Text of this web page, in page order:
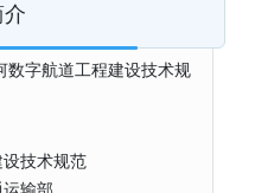
数字航道工程建设技术规
技术规范